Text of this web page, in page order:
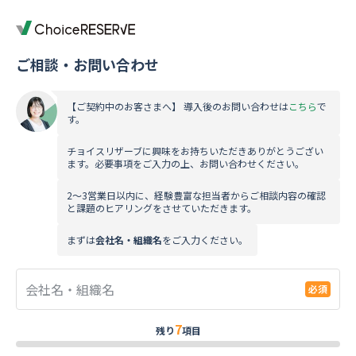
ご相談・お問い合わせ
【ご契約中のお客さまへ】 導入後のお問い合わせはこちらで
す。
チョイスリザーブに興味をお持ちいただきありがとうござい
ます。必要事項をご入力の上、お問い合わせください。
2～3営業日以内に、経験豊富な担当者からご相談内容の確認
と課題のヒアリングをさせていただきます。
まずは会社名・組織名をご入力ください。
会社名・組織名
残り7項目